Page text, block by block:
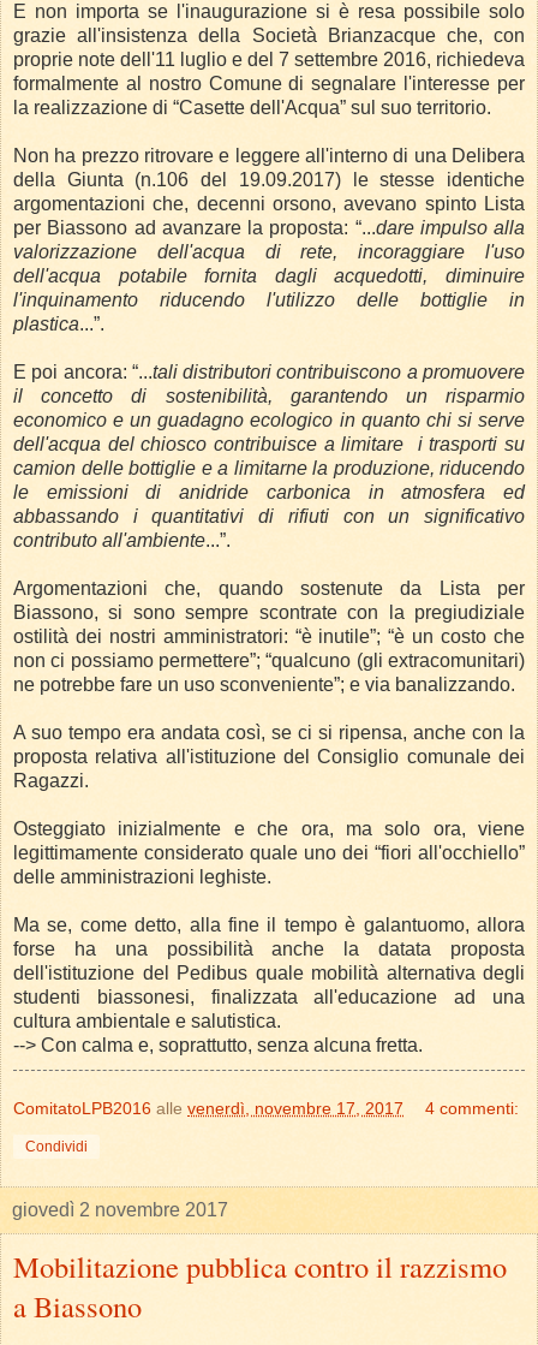
E non importa se l'inaugurazione si è resa possibile solo
grazie all'insistenza della Società Brianzacque che, con
proprie note dell'11 luglio e del 7 settembre 2016, richiedeva
formalmente al nostro Comune di segnalare l'interesse per
la realizzazione di “Casette dell'Acqua” sul suo territorio.
Non ha prezzo ritrovare e leggere all'interno di una Delibera
della Giunta (n.106 del 19.09.2017) le stesse identiche
argomentazioni che, decenni orsono, avevano spinto Lista
per Biassono ad avanzare la proposta: “...dare impulso alla
valorizzazione dell'acqua di rete, incoraggiare l'uso
dell'acqua potabile fornita dagli acquedotti, diminuire
l'inquinamento riducendo l'utilizzo delle bottiglie in
plastica...”.
E poi ancora: “...tali distributori contribuiscono a promuovere
il concetto di sostenibilità, garantendo un risparmio
economico e un guadagno ecologico in quanto chi si serve
dell'acqua del chiosco contribuisce a limitare
i trasporti su
camion delle bottiglie e a limitarne la produzione, riducendo
le emissioni di anidride carbonica in atmosfera ed
abbassando i quantitativi di rifiuti con un significativo
contributo all'ambiente...”.
Argomentazioni che, quando sostenute da Lista per
Biassono, si sono sempre scontrate con la pregiudiziale
ostilità dei nostri amministratori: “è inutile”; “è un costo che
non ci possiamo permettere”; “qualcuno (gli extracomunitari)
ne potrebbe fare un uso sconveniente”; e via banalizzando.
A suo tempo era andata così, se ci si ripensa, anche con la
proposta relativa all'istituzione del Consiglio comunale dei
Ragazzi.
Osteggiato inizialmente e che ora, ma solo ora, viene
legittimamente considerato quale uno dei “fiori all'occhiello”
delle amministrazioni leghiste.
Ma se, come detto, alla fine il tempo è galantuomo, allora
forse ha una possibilità anche la datata proposta
dell'istituzione del Pedibus quale mobilità alternativa degli
studenti biassonesi, finalizzata all'educazione ad una
cultura ambientale e salutistica.
--> Con calma e, soprattutto, senza alcuna fretta.
ComitatoLPB2016 alle venerdì, novembre 17, 2017 4 commenti:
Condividi
giovedì 2 novembre 2017
Mobilitazione pubblica contro il razzismo
a Biassono